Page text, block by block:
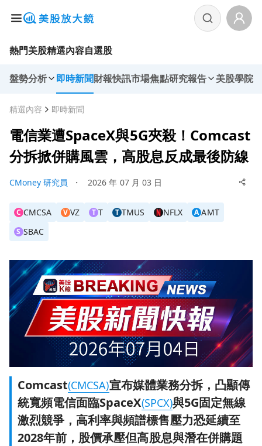
熱門美股精選內容自選股
盤勢分析 即時新聞財報快訊市場焦點研究報告 美股學院
精選內容 即時新聞
電信業遭SpaceX與5G夾殺！Comcast
分拆掀併購風雲，高股息反成最後防線
CMoney 研究員 ・ 2026 年 07 月 03 日
C CMCSA V VZ T T T TMUS NFLX A AMT
S SBAC
Comcast(CMCSA)宣布媒體業務分拆，凸顯傳
統寬頻電信面臨SpaceX(SPCX)與5G固定無線
激烈競爭，高利率與頻譜標售壓力恐延續至
2028年前，股價承壓但高股息與潛在併購題